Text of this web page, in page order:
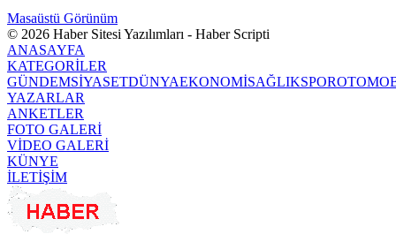
Masaüstü Görünüm
© 2026 Haber Sitesi Yazılımları - Haber Scripti
ANASAYFA
KATEGORİLER
GÜNDEMSİYASETDÜNYAEKONOMİSAĞLIKSPOR
YAZARLAR
ANKETLER
FOTO GALERİ
VİDEO GALERİ
KÜNYE
İLETİŞİM